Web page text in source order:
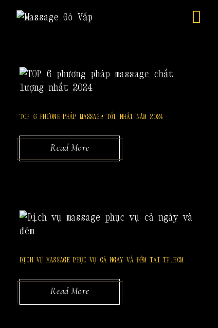
TOP 6 PHƯƠNG PHÁP MASSAGE TỐT NHẤT NĂM 2024
Read More
DỊCH VỤ MASSAGE PHỤC VỤ CẢ NGÀY VÀ ĐÊM TẠI TP.HCM
Read More